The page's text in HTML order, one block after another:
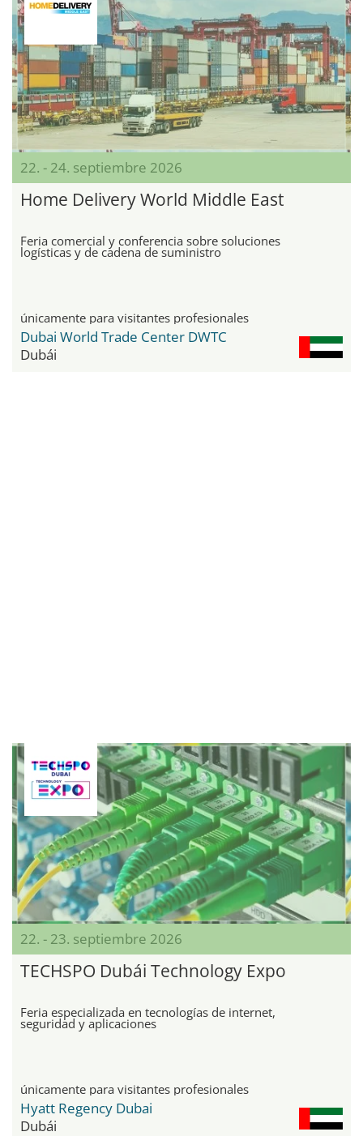
22. - 24. septiembre 2026
Home Delivery World Middle East
Feria comercial y conferencia sobre soluciones
logísticas y de cadena de suministro
únicamente para visitantes profesionales
Dubai World Trade Center DWTC
Dubái
22. - 23. septiembre 2026
TECHSPO Dubái Technology Expo
Feria especializada en tecnologías de internet,
seguridad y aplicaciones
únicamente para visitantes profesionales
Hyatt Regency Dubai
Dubái